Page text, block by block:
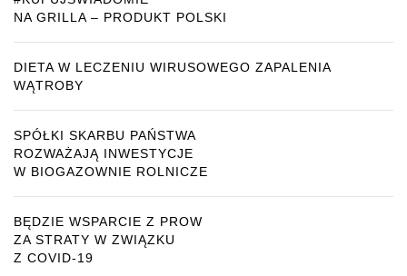
NA GRILLA – PRODUKT POLSKI
DIETA W LECZENIU WIRUSOWEGO ZAPALENIA
WĄTROBY
SPÓŁKI SKARBU PAŃSTWA
ROZWAŻAJĄ INWESTYCJE
W BIOGAZOWNIE ROLNICZE
BĘDZIE WSPARCIE Z PROW
ZA STRATY W ZWIĄZKU
Z COVID-19